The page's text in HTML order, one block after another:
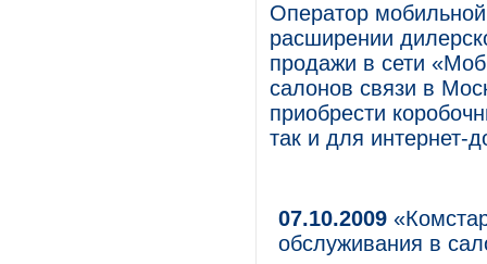
Оператор
расширении
продажи в сети
салонов связи в
приобрести
так и для интернет-
07.10.2009
обслуживания в